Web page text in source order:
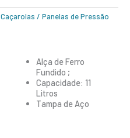
Caçarolas / Panelas de Pressão
Alça de Ferro
Fundido ;
Capacidade: 11
Litros
Tampa de Aço